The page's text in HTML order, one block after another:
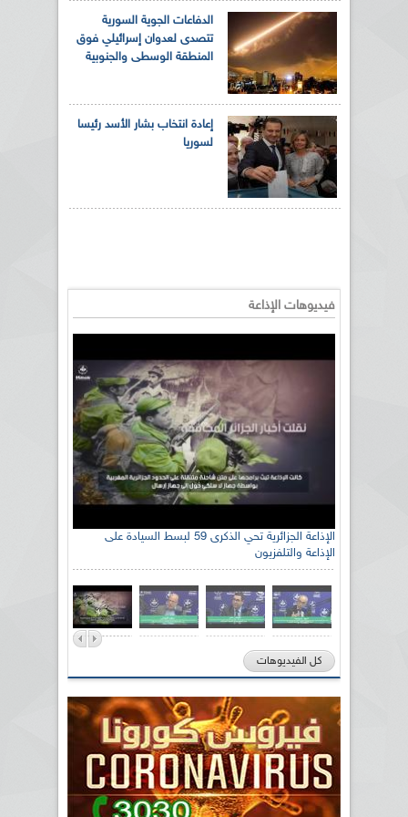
الدفاعات الجوية السورية
تتصدى لعدوان إسرائيلي فوق
المنطقة الوسطى والجنوبية
إعادة انتخاب بشار الأسد رئيسا
لسوريا
فيديوهات الإذاعة
الإذاعة الجزائرية تحي الذكرى 59 لبسط السيادة على
الإذاعة والتلفزيون
كل الفيديوهات